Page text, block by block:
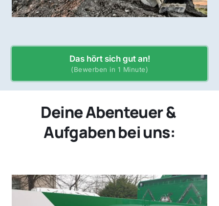
Das hört sich gut an!
(Bewerben in 1 Minute)
Deine Abenteuer &
Aufgaben bei uns: